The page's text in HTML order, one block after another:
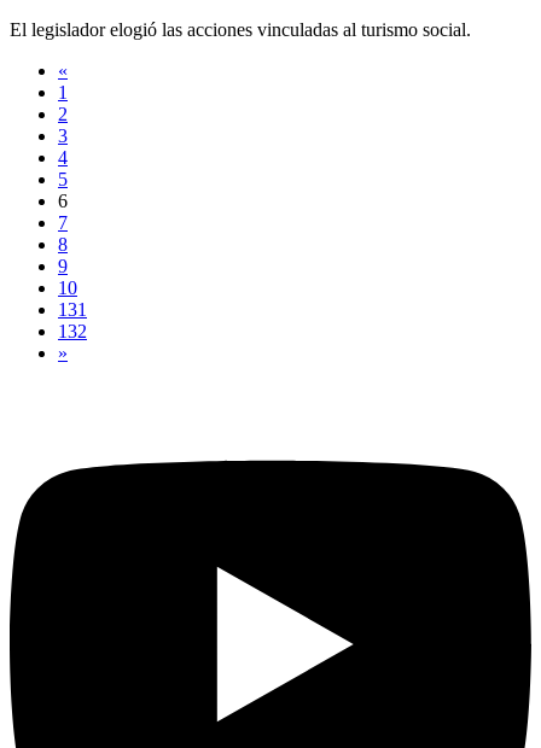
El legislador elogió las acciones vinculadas al turismo social.
«
1
2
3
4
5
6
7
8
9
10
131
132
»